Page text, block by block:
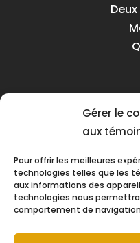
Gérer le
aux
Pour offrir les meilleures
technologies telles que les
aux informations des
technologies nous
comportement de
Heures
Lundi